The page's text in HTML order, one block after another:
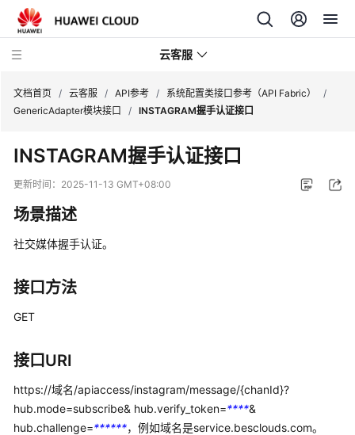
云客服
品
介
速
门
用
指
价
格
文档首页 / 云客服 / API参考 / 系统配置类接口参考（API Fabric）
/
GenericAdapter模块接口
/ INSTAGRAM握手认证接口
INSTAGRAM握手认证接口
更新时间： 2025-11-13 GMT+08:00
场景描述
社交媒体握手认证。
接口方法
GET
接口URI
https://域名/apiaccess/instagram/message/{chanId}?
hub.mode=subscribe& hub.verify_token=****&
hub.challenge=******，例如域名是service.besclouds.com。